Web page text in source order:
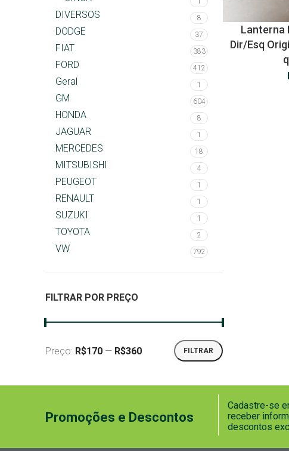
DIVERSOS 8
DODGE 37
FIAT 383
FORD 412
Geral 1
GM 604
HONDA 8
JAGUAR 1
MERCEDES 18
MITSUBISHI 4
PEUGEOT 1
RENAULT 1
SUZUKI 1
TOYOTA 2
VW 792
FILTRAR POR PREÇO
FILTRAR
Preço: R$170 — R$360
Lanterna
Dir/Esq
Promoções e Descontos
Cadastre-se
receber
descontos